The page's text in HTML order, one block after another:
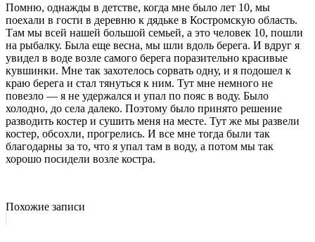
Помню, однажды в детстве, когда мне было лет 10, мы
поехали в гости в деревню к дядьке в Костромскую область.
Там мы всей нашей большой семьей, а это человек 10, пошли
на рыбалку. Была еще весна, мы шли вдоль берега. И вдруг я
увидел в воде возле самого берега поразительно красивые
кувшинки. Мне так захотелось сорвать одну, и я подошел к
краю берега и стал тянуться к ним. Тут мне немного не
повезло — я не удержался и упал по пояс в воду. Было
холодно, до села далеко. Поэтому было принято решение
разводить костер и сушить меня на месте. Тут же мы развели
костер, обсохли, прогрелись. И все мне тогда были так
благодарны за то, что я упал там в воду, а потом мы так
хорошо посидели возле костра.
Похожие записи